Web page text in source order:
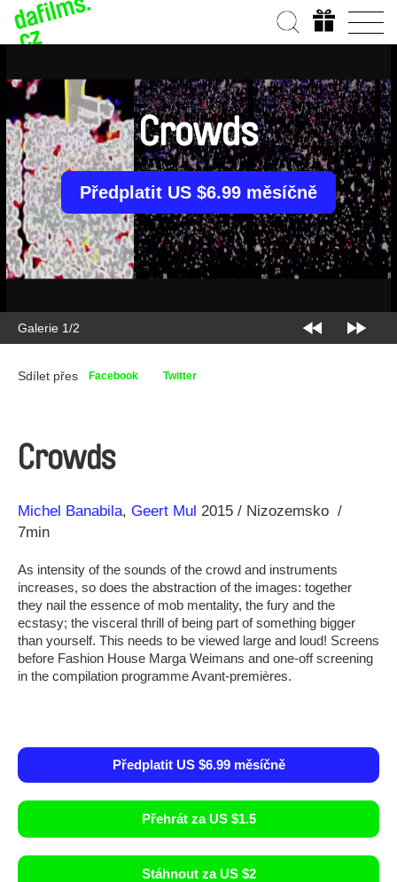
Galerie 2/2
Crowds
Předplatit US $6.99 měsíčně
Sdílet přes Facebook Twitter
Crowds
Režie
Michel Banabila Geert Mul
Rok 2015
Nizozemsko
7min
As intensity of the sounds of the crowd and instruments
increases, so does the abstraction of the images: together
they nail the essence of mob mentality, the fury and the
ecstasy; the visceral thrill of being part of something bigger
than yourself. This needs to be viewed large and loud! Screens
before Fashion House Marga Weimans and one-off screening
in the compilation programme Avant-premières.
Předplatit US $6.99 měsíčně
Přehrát za US $1.5
Stáhnout za US $2